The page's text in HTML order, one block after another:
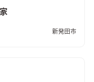
新発田市